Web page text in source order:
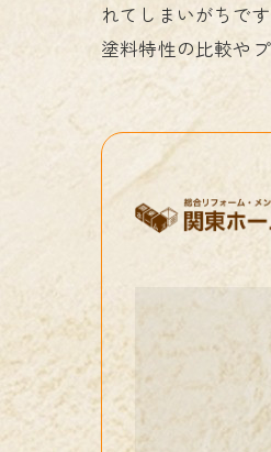
れてしまいがちで
塗料特性の比較や